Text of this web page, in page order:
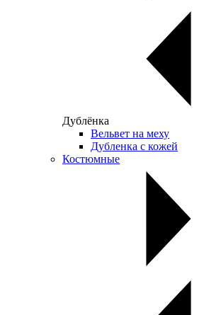
Дублёнка
Вельвет на меху
Дубленка с кожей
Костюмные